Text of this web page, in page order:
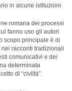
in alcune istituzioni
romana dei processi
fanno uso gli autori
scopo principale è di
racconti tradizionali
comunicativi e dei
determinata
di “civiltà”.